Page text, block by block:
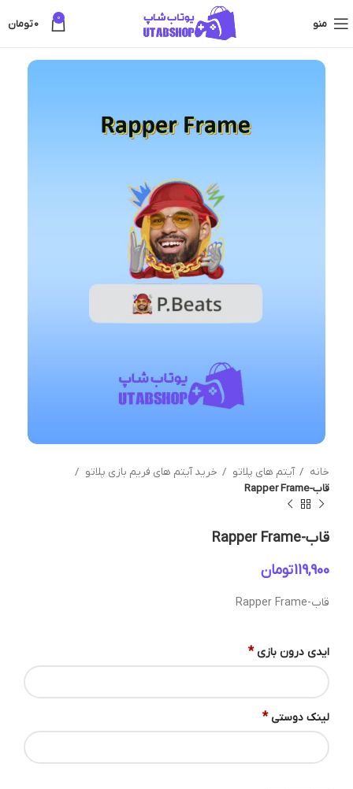
منو 0
0تومان
خانه آیتم های پلاتو
خرید آیتم های فریم بازی پلاتو
قاب-Rapper Frame
قاب-Rapper Frame
تومان
قاب-Rapper Frame
ایدی درون بازی *
لینک دوستی *